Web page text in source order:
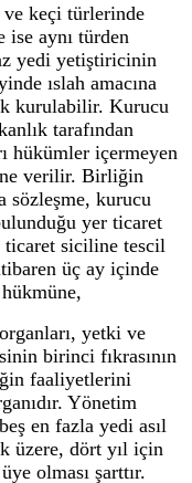
keçi türlerinde
aynı türden
yedi yetiştiricinin
ıslah amacına
kurulabilir. Kurucu
tarafından
hükümler içermeyen
verilir. Birliğin
sözleşme, kurucu
yer ticaret
siciline tescil
üç ay içinde
yetki ve
birinci fıkrasının
faaliyetlerini
Yönetim
en fazla yedi asıl
üzere, dört yıl için
olması şarttır.